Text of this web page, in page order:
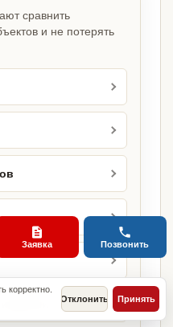
сравнить
и не потерять
корректно.
Отклонить Принять
Заявка Позвонить